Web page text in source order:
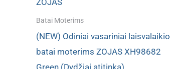
Batai Moterims
(NEW) Odiniai vasariniai laisvalaikio
batai moterims ZOJAS XH98682